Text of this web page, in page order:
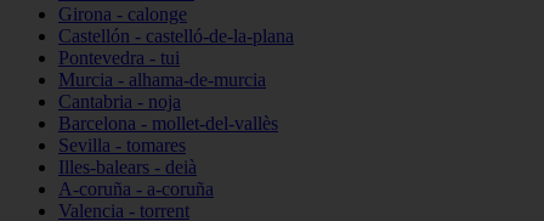
Girona - calonge
Castellón - castelló-de-la-plana
Pontevedra - tui
Murcia - alhama-de-murcia
Cantabria - noja
Barcelona - mollet-del-vallès
Sevilla - tomares
Illes-balears - deià
A-coruña - a-coruña
Valencia - torrent